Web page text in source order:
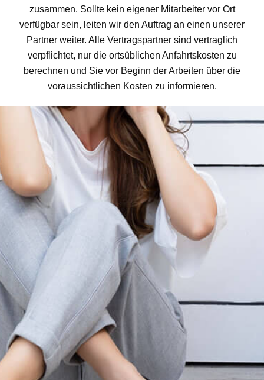
zusammen. Sollte kein eigener Mitarbeiter vor Ort
verfügbar sein, leiten wir den Auftrag an einen unserer
Partner weiter. Alle Vertragspartner sind vertraglich
verpflichtet, nur die ortsüblichen Anfahrtskosten zu
berechnen und Sie vor Beginn der Arbeiten über die
voraussichtlichen Kosten zu informieren.